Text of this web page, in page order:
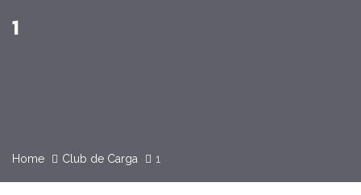
1
Home Club de Carga 1